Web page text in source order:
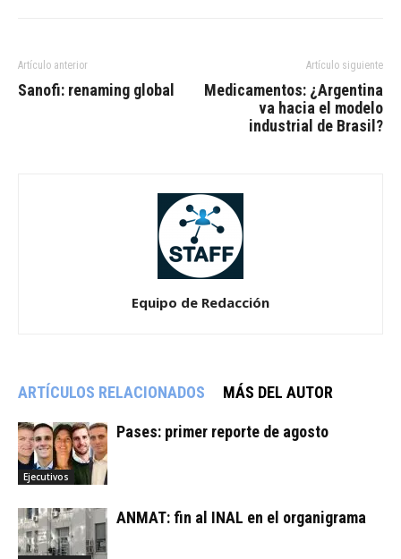
Artículo anterior
Sanofi: renaming global
Artículo siguiente
Medicamentos: ¿Argentina
va hacia el modelo
industrial de Brasil?
Equipo de Redacción
ARTÍCULOS RELACIONADOS MÁS DEL AUTOR
Ejecutivos
Pases: primer reporte de agosto
ANMAT: fin al INAL en el organigrama